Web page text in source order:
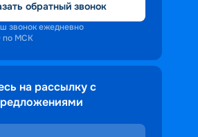
обратный звонок
звонок ежедневно
по МСК
на рассылку с